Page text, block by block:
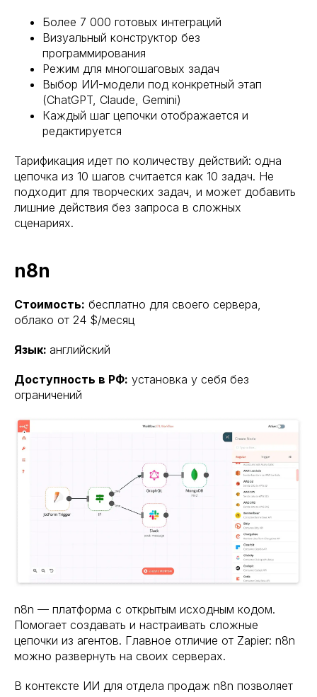
Более 7 000 готовых интеграций
Визуальный конструктор без
программирования
Режим для многошаговых задач
Выбор ИИ-модели под конкретный этап
(ChatGPT, Claude, Gemini)
Каждый шаг цепочки отображается и
редактируется
Тарификация идет по количеству действий: одна
цепочка из 10 шагов считается как 10 задач. Не
подходит для творческих задач, и может добавить
лишние действия без запроса в сложных
сценариях.
n8n
Стоимость: бесплатно для своего сервера,
облако от 24 $/месяц
Язык: английский
Доступность в РФ: установка у себя без
ограничений
n8n — платформа с открытым исходным кодом.
Помогает создавать и настраивать сложные
цепочки из агентов. Главное отличие от Zapier: n8n
можно развернуть на своих серверах.
В контексте ИИ для отдела продаж n8n позволяет